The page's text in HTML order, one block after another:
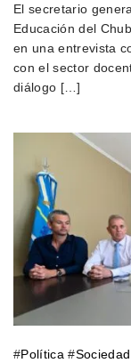
El secretario
Educación del
en una entrevista
con el sector
diálogo […]
#Política #Sociedad